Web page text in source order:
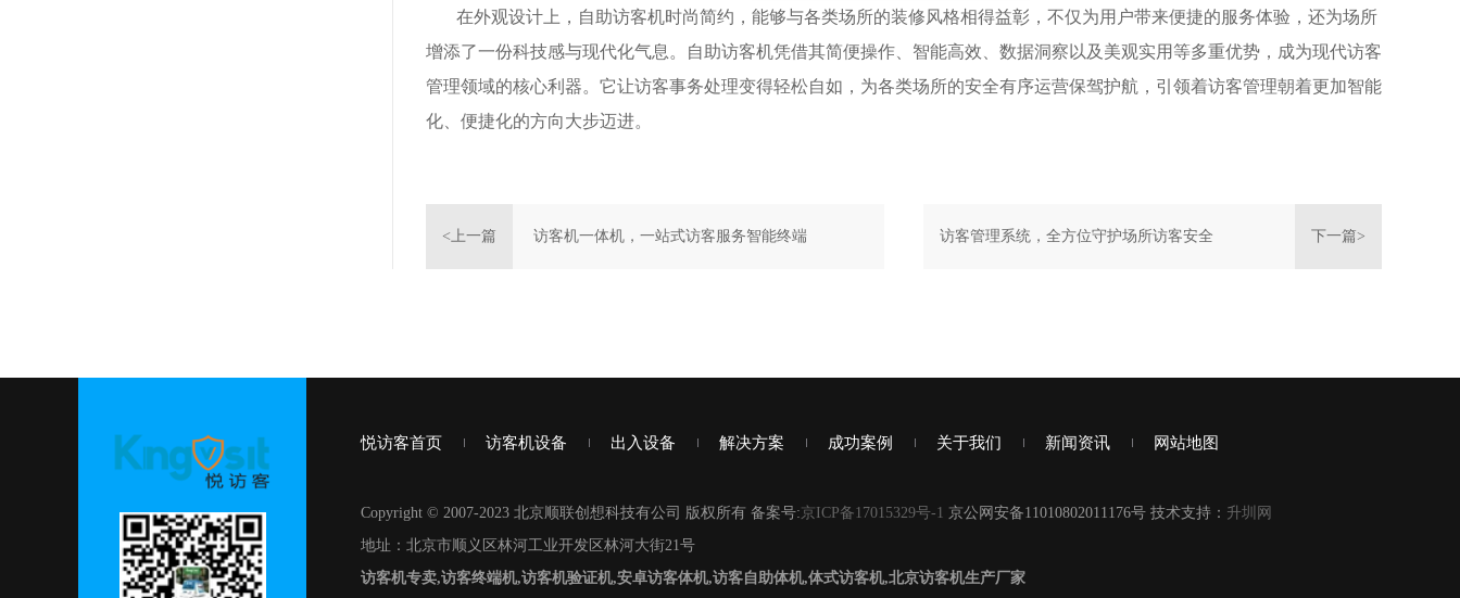
在外观设计上，自助访客机时尚简约，能够与各类场所的装修风格相得益彰，不仅为用户带来便捷的服务体验，还为场所
增添了一份科技感与现代化气息。自助访客机凭借其简便操作、智能高效、数据洞察以及美观实用等多重优势，成为现代访客
管理领域的核心利器。它让访客事务处理变得轻松自如，为各类场所的安全有序运营保驾护航，引领着访客管理朝着更加智能
化、便捷化的方向大步迈进。
<上一篇 访客机一体机，一站式访客服务智能终端 下一篇>
访客管理系统，全方位守护场所访客安全
悦访客首页 访客机设备 出入设备 解决方案 成功案例 关于我们 新闻资讯 网站地图
Copyright © 2007-2023 北京顺联创想科技有公司 版权所有 备案号:京ICP备17015329号-1 京公网安备11010802011176号 技术支持： 升圳网
地址：北京市顺义区林河工业开发区林河大街21号
访客机专卖,访客终端机,访客机验证机,安卓访客体机,访客自助体机,体式访客机,北京访客机生产厂家